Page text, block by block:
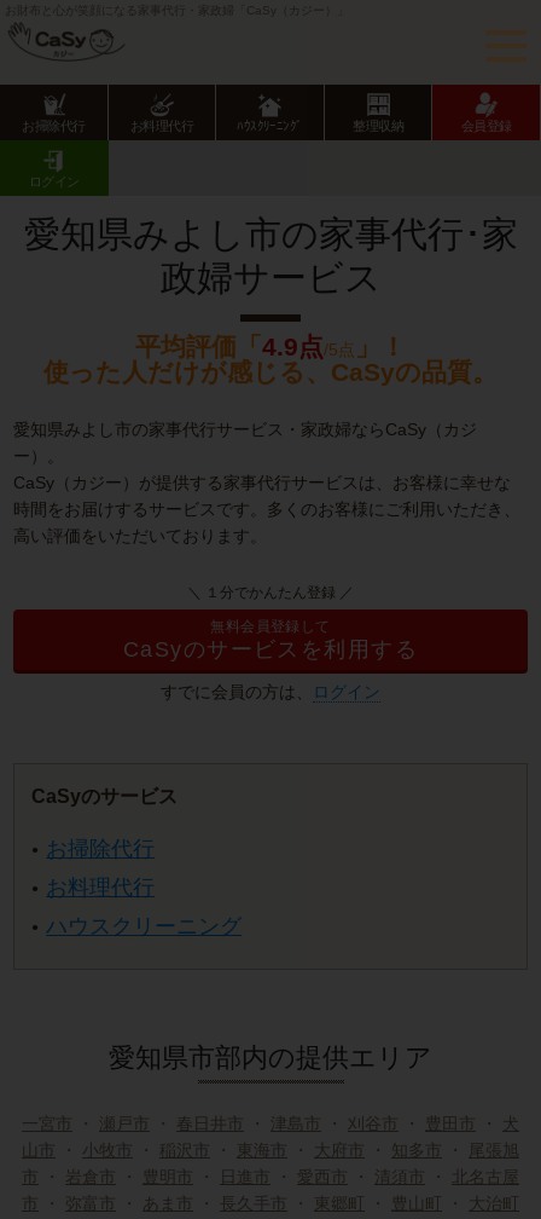
お財布と心が笑顔になる家事代行・家政婦「CaSy（カジー）」
お掃除代行 お料理代行 ﾊｳｽｸﾘｰﾆﾝｸﾞ 整理収納 会員登録
ログイン
CaSy TOP
みよし市の家事代行･家政婦サービス
愛知県みよし市の家事代行･家
政婦サービス
平均評価「 4.9点/5点
」！
使った人だけが感じる、CaSyの品質。
愛知県みよし市の家事代行サービス・家政婦ならCaSy（カジ
ー）。
CaSy（カジー）が提供する家事代行サービスは、お客様に幸せな
時間をお届けするサービスです。多くのお客様にご利用いただき、
高い評価をいただいております。
＼ １分でかんたん登録 ／
無料会員登録して
CaSyのサービスを利用する
すでに会員の方は、 ログイン
CaSyのサービス
お掃除代行
お料理代行
ハウスクリーニング
愛知県市部内の提供エリア
一宮市 ・ 瀬戸市 ・ 春日井市 ・ 津島市 ・ 刈谷市 ・ 豊田市 ・
犬
山市
・ 小牧市 ・ 稲沢市 ・ 東海市 ・ 大府市 ・ 知多市 ・
尾張旭
市
・ 岩倉市 ・ 豊明市 ・ 日進市 ・ 愛西市 ・ 清須市 ・ 北名古屋
市
・ 弥富市 ・ あま市 ・ 長久手市 ・ 東郷町 ・ 豊山町 ・
大治町